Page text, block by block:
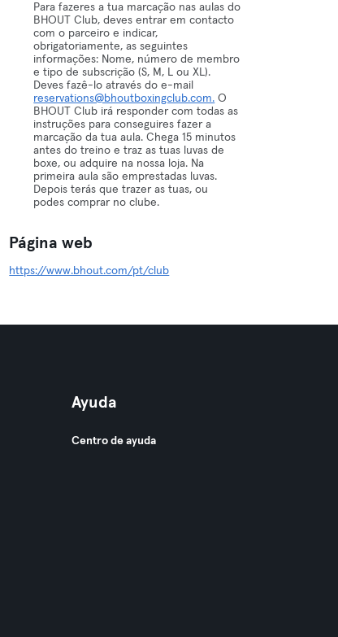
Para fazeres a tua marcação nas aulas do
BHOUT Club, deves entrar em contacto
com o parceiro e indicar,
obrigatoriamente, as seguintes
informações: Nome, número de membro
e tipo de subscrição (S, M, L ou XL).
Deves fazê-lo através do e-mail
reservations@bhoutboxingclub.com. O
BHOUT Club irá responder com todas as
instruções para conseguires fazer a
marcação da tua aula. Chega 15 minutos
antes do treino e traz as tuas luvas de
boxe, ou adquire na nossa loja. Na
primeira aula são emprestadas luvas.
Depois terás que trazer as tuas, ou
podes comprar no clube.
Página web
https://www.bhout.com/pt/club
Ayuda
Centro de ayuda